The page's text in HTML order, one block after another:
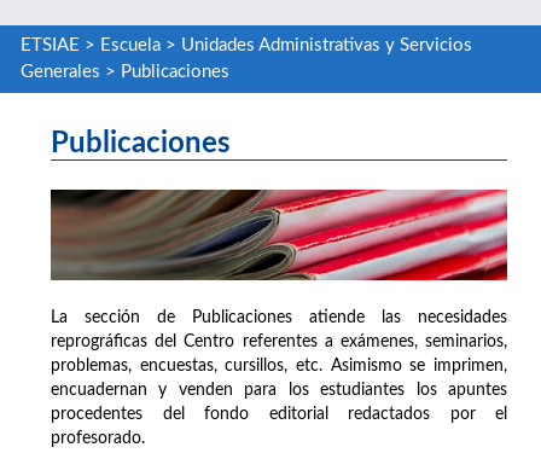
ETSIAE > Escuela> Unidades Administrativas y Servicios
Generales > Publicaciones
Publicaciones
La sección de Publicaciones atiende las necesidades
reprográficas del Centro referentes a exámenes, seminarios,
problemas, encuestas, cursillos, etc. Asimismo se imprimen,
encuadernan y venden para los estudiantes los apuntes
procedentes del fondo editorial redactados por el
profesorado.